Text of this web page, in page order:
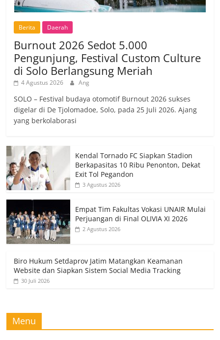
Berita Daerah
Burnout 2026 Sedot 5.000
Pengunjung, Festival Custom Culture
di Solo Berlangsung Meriah
4 Agustus 2026 Ang
SOLO – Festival budaya otomotif Burnout 2026 sukses
digelar di De Tjolomadoe, Solo, pada 25 Juli 2026. Ajang
yang berkolaborasi
Kendal Tornado FC Siapkan Stadion
Berkapasitas 10 Ribu Penonton, Dekat
Exit Tol Pegandon
3 Agustus 2026
Empat Tim Fakultas Vokasi UNAIR Mulai
Perjuangan di Final OLIVIA XI 2026
2 Agustus 2026
Biro Hukum Setdaprov Jatim Matangkan Keamanan
Website dan Siapkan Sistem Social Media Tracking
30 Juli 2026
Menu